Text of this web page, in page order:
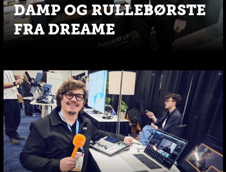
DAMP OG RULLEBØRSTE
FRA DREAME